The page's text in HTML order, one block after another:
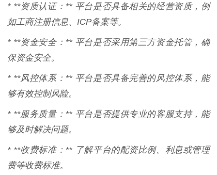
* **资质认证：** 平台是否具备相关的经营资质，例
如工商注册信息、ICP备案等。
* **资金安全：** 平台是否采用第三方资金托管，确
保资金安全。
* **风控体系：** 平台是否具备完善的风控体系，能
够有效控制风险。
* **服务质量：** 平台是否提供专业的客服支持，能
够及时解决问题。
* **收费标准：** 了解平台的配资比例、利息或管理
费等收费标准。